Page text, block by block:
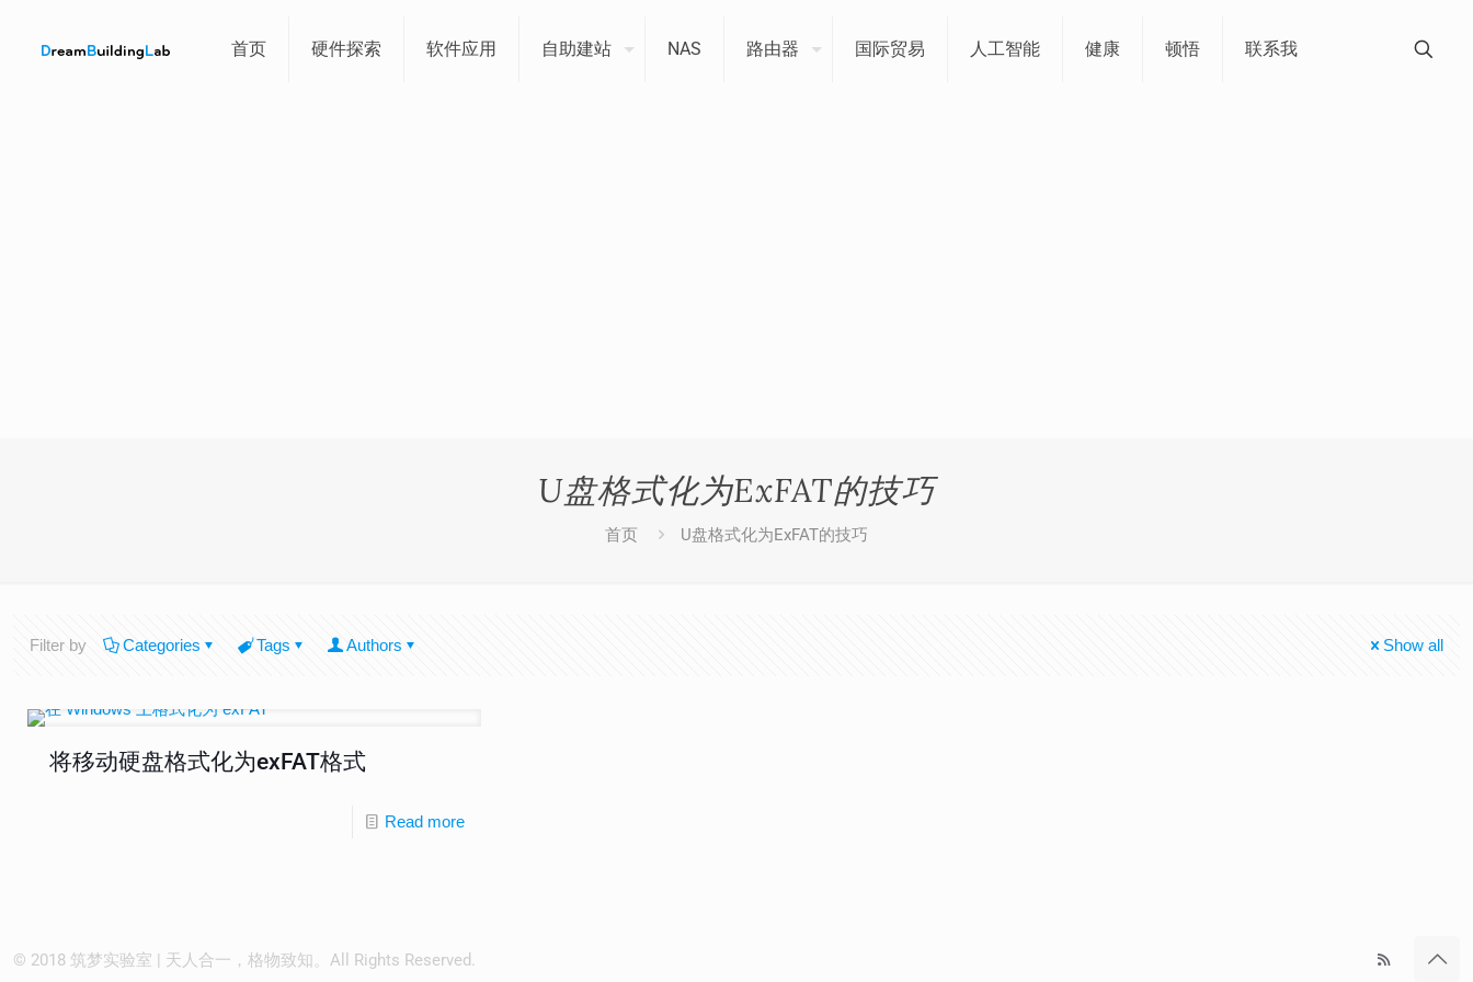
首页 硬件探索 软件应用 自助建站 NAS 路由器 国际贸易 人工智能 健康 顿悟 联系我
U盘格式化为ExFAT的技巧
首页 U盘格式化为ExFAT的技巧
Filter by Categories Tags Authors Show all
将移动硬盘格式化为exFAT格式
Read more
© 2018 筑梦实验室 | 天人合一，格物致知。All Rights Reserved.